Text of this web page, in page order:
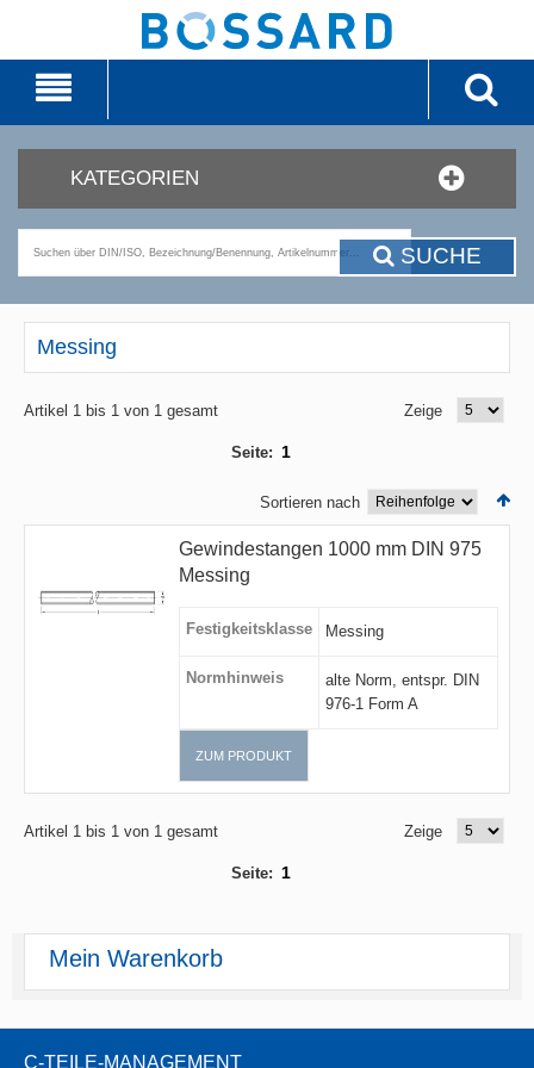
KATEGORIEN
SUCHE
Messing
Artikel 1 bis 1 von 1 gesamt Zeige
Seite: 1
Sortieren nach
Gewindestangen 1000 mm DIN 975
Messing
Festigkeitsklasse Messing
Normhinweis
alte Norm, entspr. DIN
976-1 Form A
ZUM PRODUKT
Artikel 1 bis 1 von 1 gesamt Zeige
Seite: 1
Mein Warenkorb
C-TEILE-MANAGEMENT